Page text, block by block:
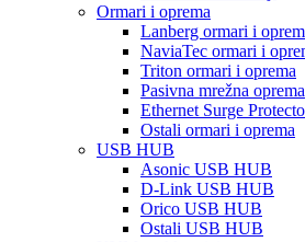
Ormari i oprema
Lanberg ormari i
NaviaTec ormari i
Triton ormari i oprema
Pasivna mrežna oprema
Ethernet Surge
Ostali ormari i oprema
USB HUB
Asonic USB HUB
D-Link USB HUB
Orico USB HUB
Ostali USB HUB